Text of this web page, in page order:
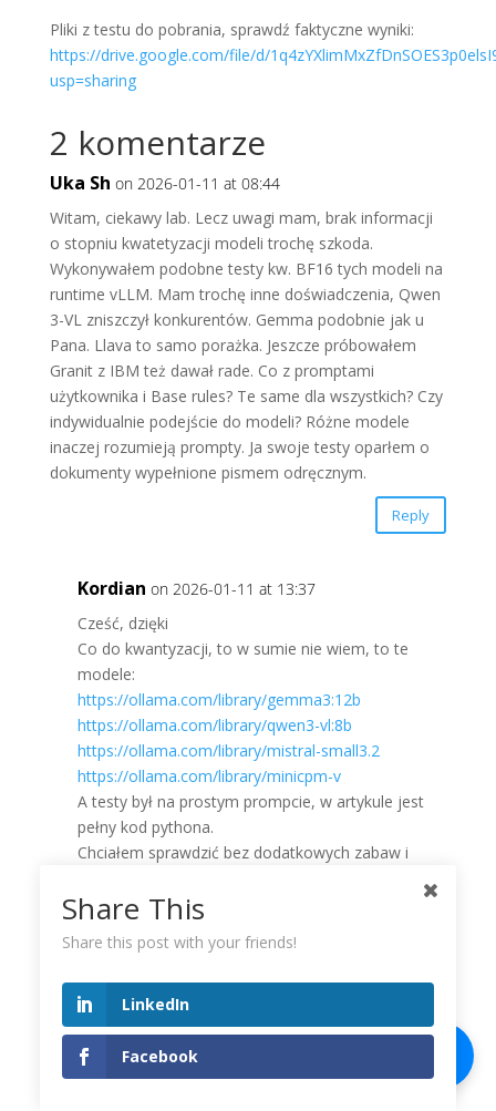
Pliki z testu do pobrania, sprawdź faktyczne wyniki:
https://drive.google.com/file/d/
usp=sharing
2 komentarze
Uka Sh on 2026-01-11 at 08:44
Witam, ciekawy lab. Lecz uwagi mam, brak informacji
o stopniu kwatetyzacji modeli trochę szkoda.
Wykonywałem podobne testy kw. BF16 tych modeli na
runtime vLLM. Mam trochę inne doświadczenia, Qwen
3-VL zniszczył konkurentów. Gemma podobnie jak u
Pana. Llava to samo porażka. Jeszcze próbowałem
Granit z IBM też dawał rade. Co z promptami
użytkownika i Base rules? Te same dla wszystkich? Czy
indywidualnie podejście do modeli? Różne modele
inaczej rozumieją prompty. Ja swoje testy oparłem o
dokumenty wypełnione pismem odręcznym.
Reply
Kordian on 2026-01-11 at 13:37
Cześć, dzięki
Co do kwantyzacji, to w sumie nie wiem, to te
modele:
https://ollama.com/library/gemma3:12b
https://ollama.com/library/qwen3-vl:8b
https://ollama.com/library/mistral-small3.2
https://ollama.com/library/minicpm-v
A testy był na prostym prompcie, w artykule jest
pełny kod pythona.
Chciałem sprawdzić bez dodatkowych zabaw i
się wyciągnąć zapewne z nich więcej. Później np.
dokumencie, który tutaj nie wszedł, ale
powiększyłem limit timeoutu i go przeszedł, ale
wiadomo, testujemy i dajemy jakieś założenia.
Pozdrawiam serdecznie
Share This
Share this post with your friends!
LinkedIn
Facebook